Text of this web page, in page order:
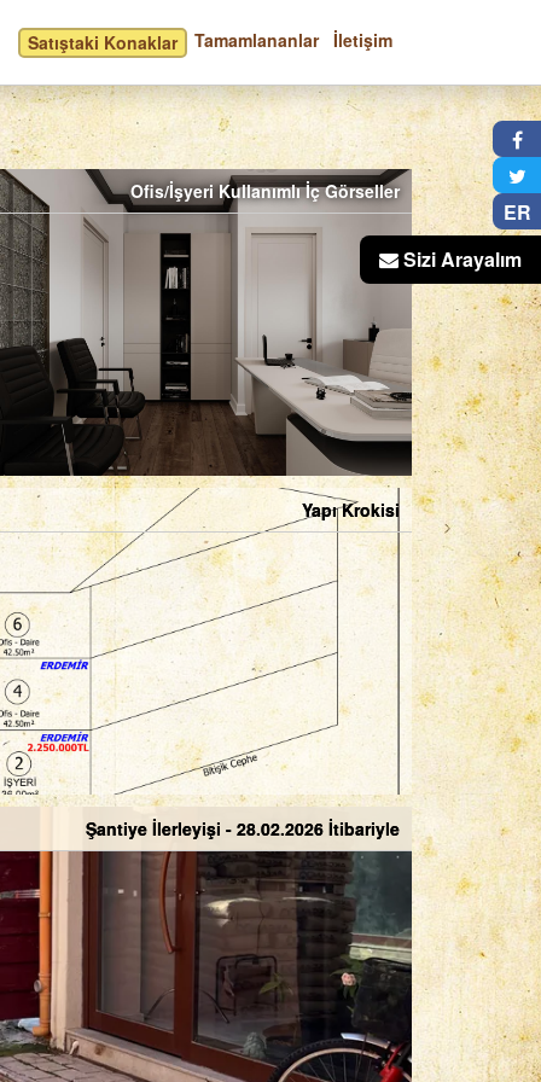
Satıştaki Konaklar Tamamlananlar İletişim
Ofis/İşyeri Kullanımlı İç Görseller
Yapı Krokisi
Şantiye İlerleyişi - 28.02.2026 İtibariyle
×
ER
Sizi Arayalım